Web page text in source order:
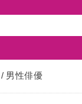
男性俳優